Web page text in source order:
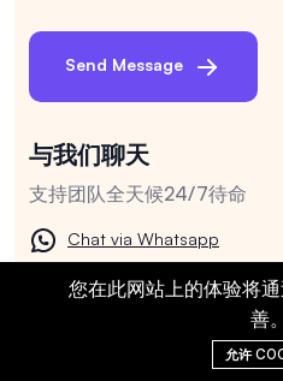
Send Message
与我们聊天
支持团队全天候24/7待命
Chat via Whatsapp
Chat via Viber
您在此网站上的体验将
善。
允许